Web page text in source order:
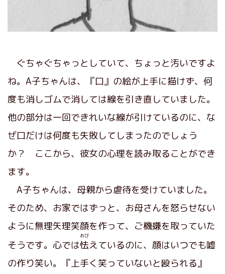
ぐちゃぐちゃっとしていて、ちょっと汚いですよ
ね。A子ちゃんは、『口』の絵が上手に描けず、何
度も消しゴムで消しては線を引き直していました。
他の部分は一回できれいな線が引けているのに、な
ぜ口だけは何度も失敗してしまったのでしょう
か？ ここから、彼女の心理を読み取ることができ
ます。
A子ちゃんは、母親から虐待を受けていました。
そのため、お家ではずっと、お母さんを怒らせない
ように無理矢理笑顔を作って、ご機嫌を取っていた
そうです。心では怯
おび
えているのに、顔はいつでも嘘
の作り笑い。『上手く笑っていないと殴られる』